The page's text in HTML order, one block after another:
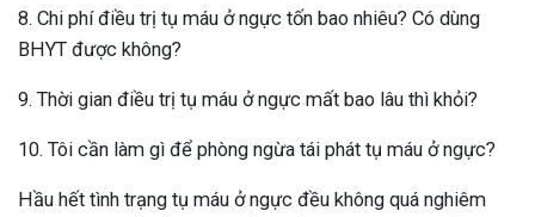
8. Chi phí điều trị tụ máu ở ngực tốn bao nhiêu? Có dùng
BHYT được không?
9. Thời gian điều trị tụ máu ở ngực mất bao lâu thì khỏi?
10. Tôi cần làm gì để phòng ngừa tái phát tụ máu ở ngực?
Hầu hết tình trạng tụ máu ở ngực đều không quá nghiêm